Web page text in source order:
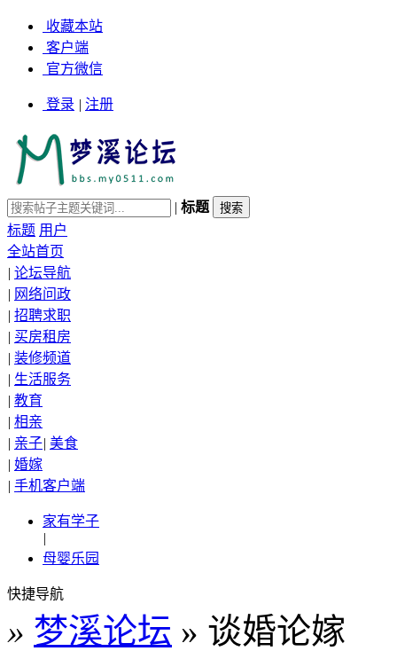
收藏本站
客户端
官方微信
登录 | 注册
| 标题
标题 用户
全站首页
| 论坛导航
| 网络问政
| 招聘求职
| 买房租房
| 装修频道
| 生活服务
| 教育
| 相亲
| 亲子| 美食
| 婚嫁
| 手机客户端
家有学子
|
母婴乐园
快捷导航
» 梦溪论坛 » 谈婚论嫁